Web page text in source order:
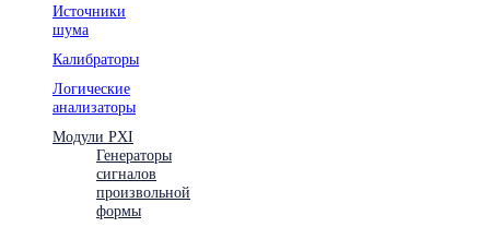
Источники
шума
Калибраторы
Логические
анализаторы
Модули PXI
Генераторы
сигналов
произвольной
формы